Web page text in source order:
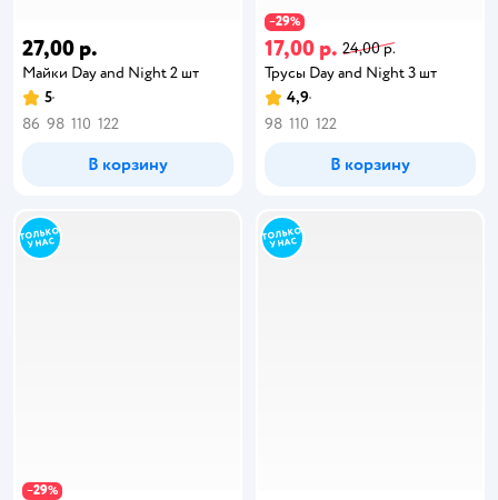
27,00 р.
Майки Day and Night 2 шт
5
86 98 110 122
В корзину
−29%
17,00 р. 24,00 р.
Трусы Day and Night 3 шт
4,9
98 110 122
В корзину
−29%